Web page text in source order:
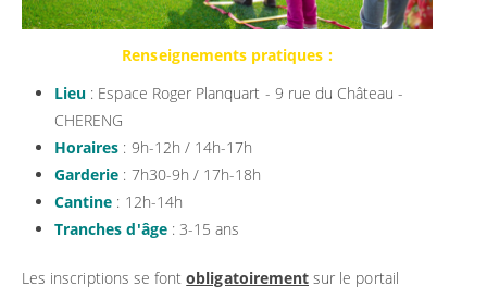
Renseignements pratiques :
Lieu : Espace Roger Planquart - 9 rue du Château -
CHERENG
Horaires : 9h-12h / 14h-17h
Garderie : 7h30-9h / 17h-18h
Cantine : 12h-14h
Tranches d'âge: 3-15 ans
Les inscriptions se fontobligatoirement sur le portail